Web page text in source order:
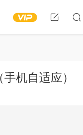
机自适应）